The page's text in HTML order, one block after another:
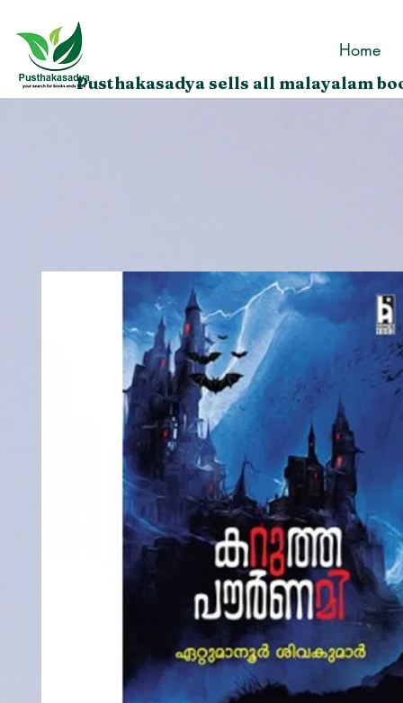
Home
Pusthakasadya sells all malayalam